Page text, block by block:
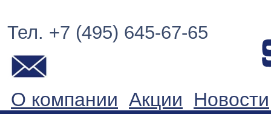
Тел. +7 (495) 645-67-65
О компании Акции Новости